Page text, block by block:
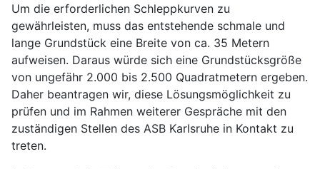
Um die erforderlichen Schleppkurven zu
gewährleisten, muss das entstehende schmale und
lange Grundstück eine Breite von ca. 35 Metern
aufweisen. Daraus würde sich eine Grundstücksgröße
von ungefähr 2.000 bis 2.500 Quadratmetern ergeben.
Daher beantragen wir, diese Lösungsmöglichkeit zu
prüfen und im Rahmen weiterer Gespräche mit den
zuständigen Stellen des ASB Karlsruhe in Kontakt zu
treten.